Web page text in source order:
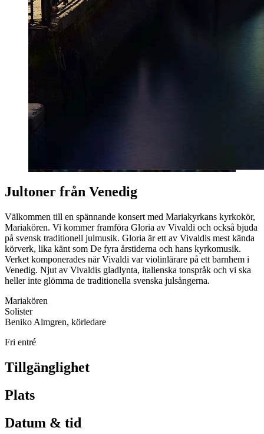
Jultoner från Venedig
Välkommen till en spännande konsert med Mariakyrkans kyrkokör,
Mariakören. Vi kommer framföra Gloria av Vivaldi och också bjuda
på svensk traditionell julmusik. Gloria är ett av Vivaldis mest kända
körverk, lika känt som De fyra årstiderna och hans kyrkomusik.
Verket komponerades när Vivaldi var violinlärare på ett barnhem i
Venedig. Njut av Vivaldis gladlynta, italienska tonspråk och vi ska
heller inte glömma de traditionella svenska julsångerna.
Mariakören
Solister
Beniko Almgren, körledare
Fri entré
Tillgänglighet
Plats
Datum & tid